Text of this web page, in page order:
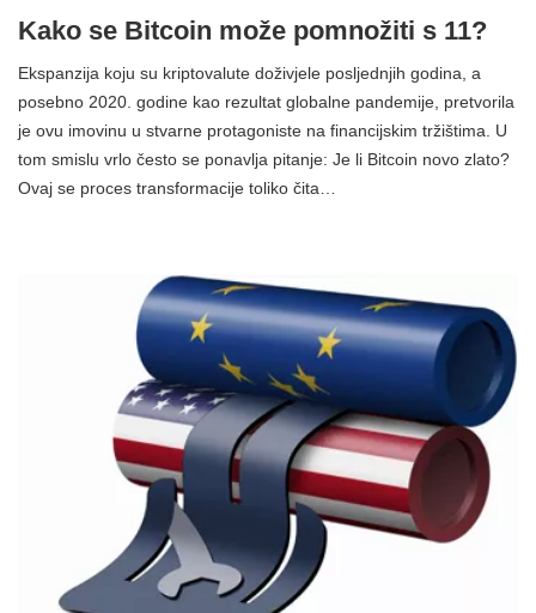
Kako se Bitcoin može pomnožiti s 11?
Ekspanzija koju su kriptovalute doživjele posljednjih godina, a
posebno 2020. godine kao rezultat globalne pandemije, pretvorila
je ovu imovinu u stvarne protagoniste na financijskim tržištima. U
tom smislu vrlo često se ponavlja pitanje: Je li Bitcoin novo zlato?
Ovaj se proces transformacije toliko čita…